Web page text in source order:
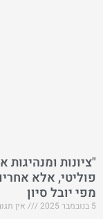
"ציונות ומנהיגות
פוליטי, אלא
מפי יובל סיון
5 בנובמבר 2025 אין